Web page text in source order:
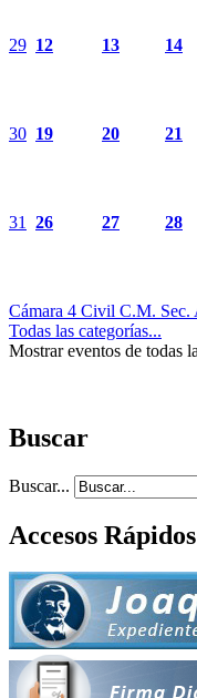
29 12 13 14
30 19 20 21
31 26 27 28
Cámara 4 Civil C.M. Sec.
Todas las categorías...
Mostrar eventos de todas
Buscar
Buscar...
Accesos Rápidos